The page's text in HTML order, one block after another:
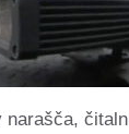
narašča,